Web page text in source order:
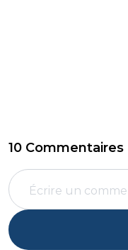
10 Commentaires